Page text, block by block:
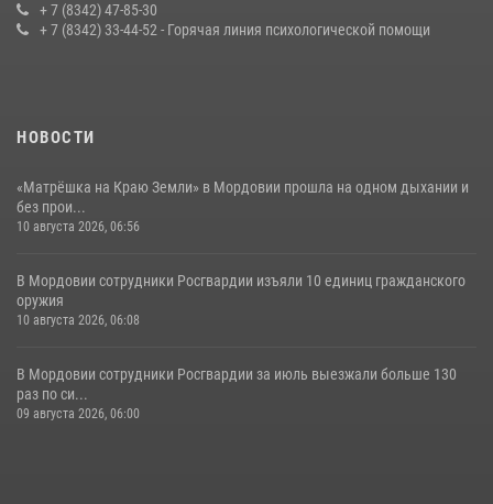
конкурса профмастерства в Саранске
23 июля 2026, 11:54 4
+ 7 (8342) 47-85-30
+ 7 (8342) 33-44-52 - Горячая линия психологической помощи
НОВОСТИ
«Матрёшка на Краю Земли» в Мордовии прошла на одном дыхании и
без прои...
10 августа 2026, 06:56
В Мордовии сотрудники Росгвардии изъяли 10 единиц гражданского
оружия
10 августа 2026, 06:08
В Мордовии сотрудники Росгвардии за июль выезжали больше 130
раз по си...
09 августа 2026, 06:00